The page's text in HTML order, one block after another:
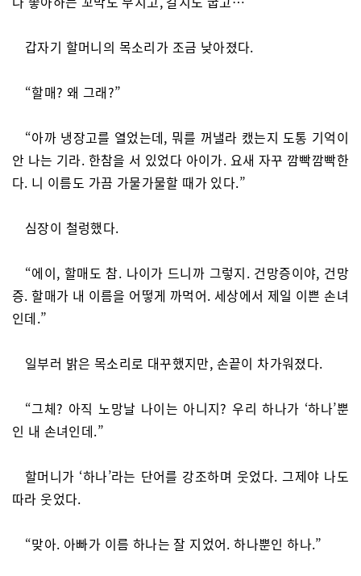
갑자기 할머니의 목소리가 조금 낮아졌다.
“할매? 왜 그래?”
“아까 냉장고를 열었는데, 뭐를 꺼낼라 캤는지 도통 기억이
안 나는 기라. 한참을 서 있었다 아이가. 요새 자꾸 깜빡깜빡한
다. 니 이름도 가끔 가물가물할 때가 있다.”
심장이 철렁했다.
“에이, 할매도 참. 나이가 드니까 그렇지. 건망증이야, 건망
증. 할매가 내 이름을 어떻게 까먹어. 세상에서 제일 이쁜 손녀
인데.”
일부러 밝은 목소리로 대꾸했지만, 손끝이 차가워졌다.
“그체? 아직 노망날 나이는 아니지? 우리 하나가 ‘하나’뿐
인 내 손녀인데.”
할머니가 ‘하나’라는 단어를 강조하며 웃었다. 그제야 나도
따라 웃었다.
“맞아. 아빠가 이름 하나는 잘 지었어. 하나뿐인 하나.”